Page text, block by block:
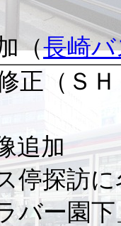
（長崎
正（Ｓ
追加
停探訪に
バー園